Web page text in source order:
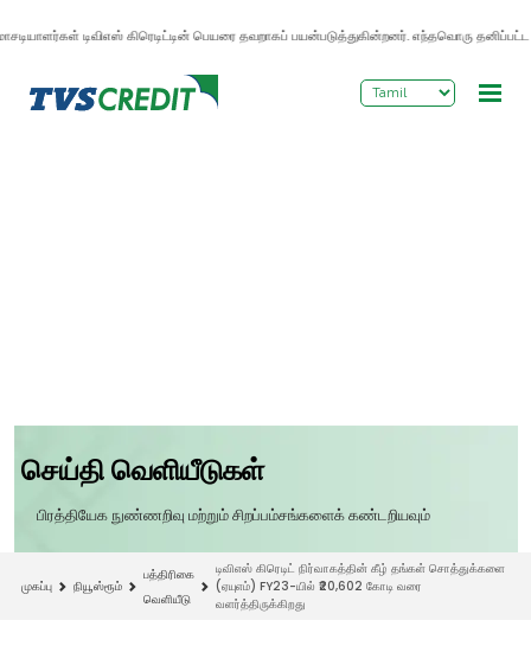
டிவிஎஸ் கிரெடிட்டின் பெயரை தவறாகப் பயன்படுத்துகின்றனர். எந்தவொரு
செய்தி வெளியீடுகள்
பிரத்தியேக நுண்ணறிவு மற்றும் சிறப்பம்சங்களைக் கண்டறியவும்
முகப்பு நியூஸ்ரூம்
பத்திரிகை
வெளியீடு
டிவிஎஸ் கிரெடிட் நிர்வாகத்தின் கீழ் தங்கள் சொத்துக்களை
(ஏயுஎம்) FY23-யில் ₹20,602 கோடி வரை
வளர்த்திருக்கிறது